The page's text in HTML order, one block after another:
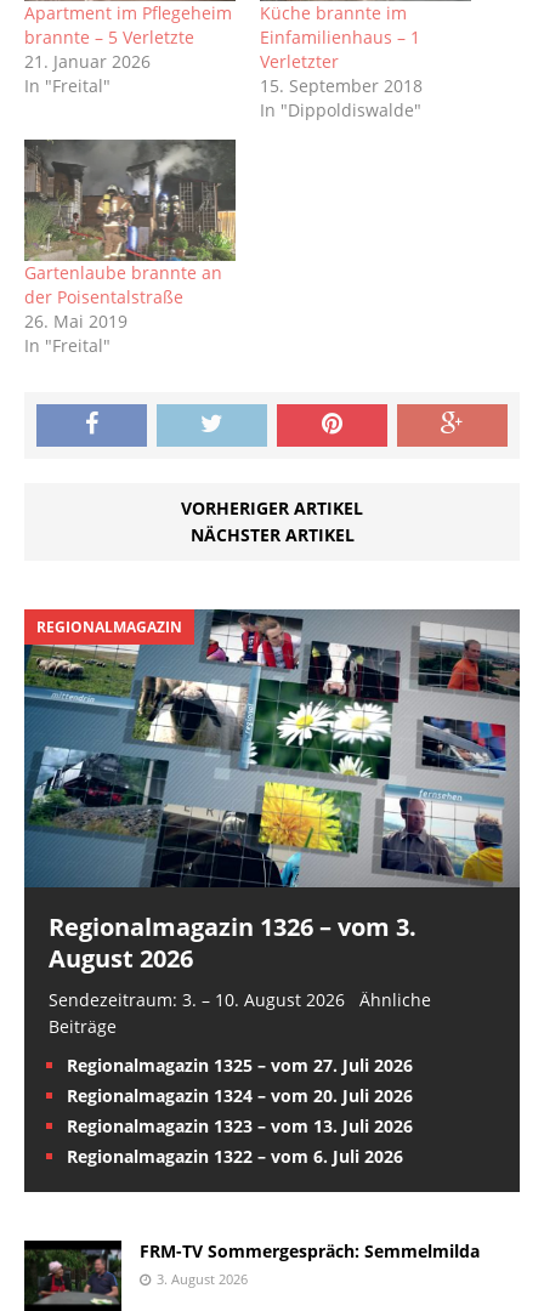
Apartment im Pflegeheim
brannte – 5 Verletzte
21. Januar 2026
In "Freital"
Küche brannte im
Einfamilienhaus – 1
Verletzter
15. September 2018
In "Dippoldiswalde"
Gartenlaube brannte an
der Poisentalstraße
26. Mai 2019
In "Freital"
VORHERIGER ARTIKEL
NÄCHSTER ARTIKEL
REGIONALMAGAZIN
Regionalmagazin 1326 – vom 3.
August 2026
Sendezeitraum: 3. – 10. August 2026 Ähnliche
Beiträge
Regionalmagazin 1325 – vom 27. Juli 2026
Regionalmagazin 1324 – vom 20. Juli 2026
Regionalmagazin 1323 – vom 13. Juli 2026
Regionalmagazin 1322 – vom 6. Juli 2026
FRM-TV Sommergespräch: Semmelmilda
3. August 2026